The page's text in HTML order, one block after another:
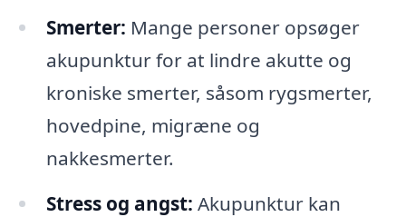
Smerter: Mange personer opsøger
akupunktur for at lindre akutte og
kroniske smerter, såsom rygsmerter,
hovedpine, migræne og
nakkesmerter.
Stress og angst: Akupunktur kan